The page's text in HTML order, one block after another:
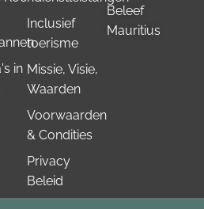
in
Inclusief
toerisme
Missie, Visie,
Waarden
Voorwaarden
& Condities
Privacy
Beleid
Beleef
Mauritius